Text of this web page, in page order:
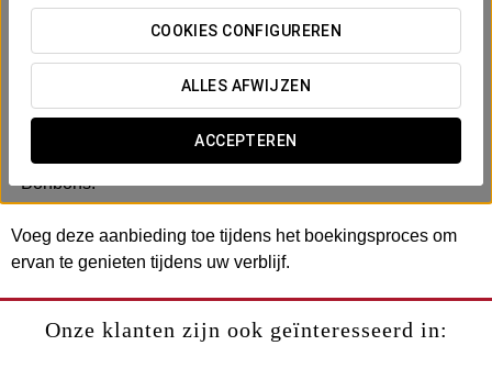
COOKIES CONFIGUREREN
ALLES AFWIJZEN
ACCEPTEREN
Bent u op zoek naar de perfecte plek om samen met uw
partner een onvergetelijke ervaring te beleven? Wij helpen u
graag om die werkelijkheid te maken.
- Een fles cava.
- Bonbons.
Voeg deze aanbieding toe tijdens het boekingsproces om
ervan te genieten tijdens uw verblijf.
Onze klanten zijn ook geïnteresseerd in: